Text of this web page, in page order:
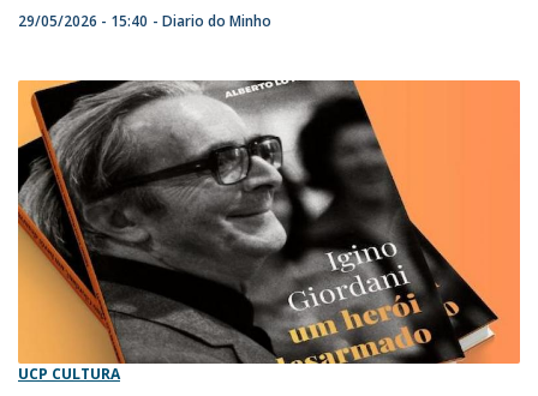
29/05/2026 - 15:40 Diario do Minho
UCP CULTURA